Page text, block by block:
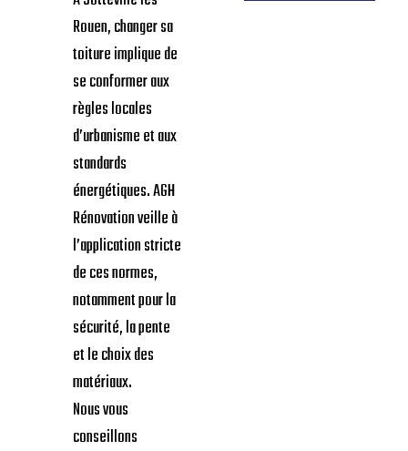
Rouen, changer sa
toiture implique de
se conformer aux
règles locales
d’urbanisme et aux
standards
énergétiques. AGH
Rénovation veille à
l’application stricte
de ces normes,
notamment pour la
sécurité, la pente
et le choix des
matériaux.
Nous vous
conseillons